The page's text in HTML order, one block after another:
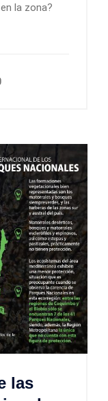
la zona?
las